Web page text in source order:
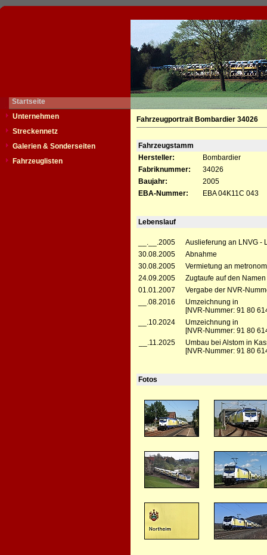
Startseite
Unternehmen
Streckennetz
Galerien & Sonderseiten
Fahrzeuglisten
Fahrzeugportrait Bombardier 34026
Fahrzeugstamm
Hersteller:
Bombardier
Fabriknummer:
34026
Baujahr:
2005
EBA-Nummer:
EBA 04K11C 043
Lebenslauf
__.__.2005
Auslieferung an LNVG -
30.08.2005
Abnahme
30.08.2005
Vermietung an
24.09.2005
Zugtaufe auf den
01.01.2007
Vergabe der NVR-
__.08.2016
Umzeichnung in
[NVR-Nummer: 91 80
__.10.2024
Umzeichnung in
[NVR-Nummer: 91 80
__.11.2025
Umbau bei Alstom in
[NVR-Nummer: 91 80
Fotos